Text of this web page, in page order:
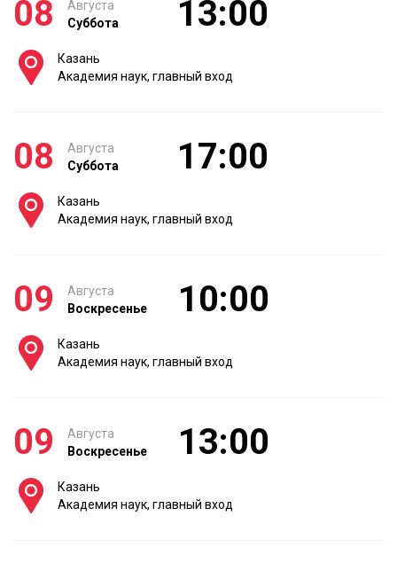
08
Августа
Суббота
13:00
Казань
Академия наук, главный вход
08
Августа
Суббота
17:00
Казань
Академия наук, главный вход
09
Августа
Воскресенье
10:00
Казань
Академия наук, главный вход
09
Августа
Воскресенье
13:00
Казань
Академия наук, главный вход